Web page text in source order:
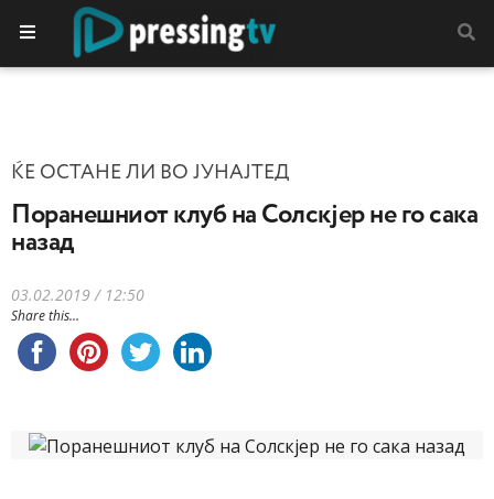
ЌЕ ОСТАНЕ ЛИ ВО ЈУНАЈТЕД
Поранешниот клуб на Солскјер не го сака
назад
03.02.2019 / 12:50
Share this...